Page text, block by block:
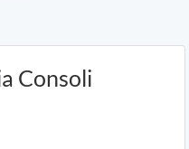
Consoli